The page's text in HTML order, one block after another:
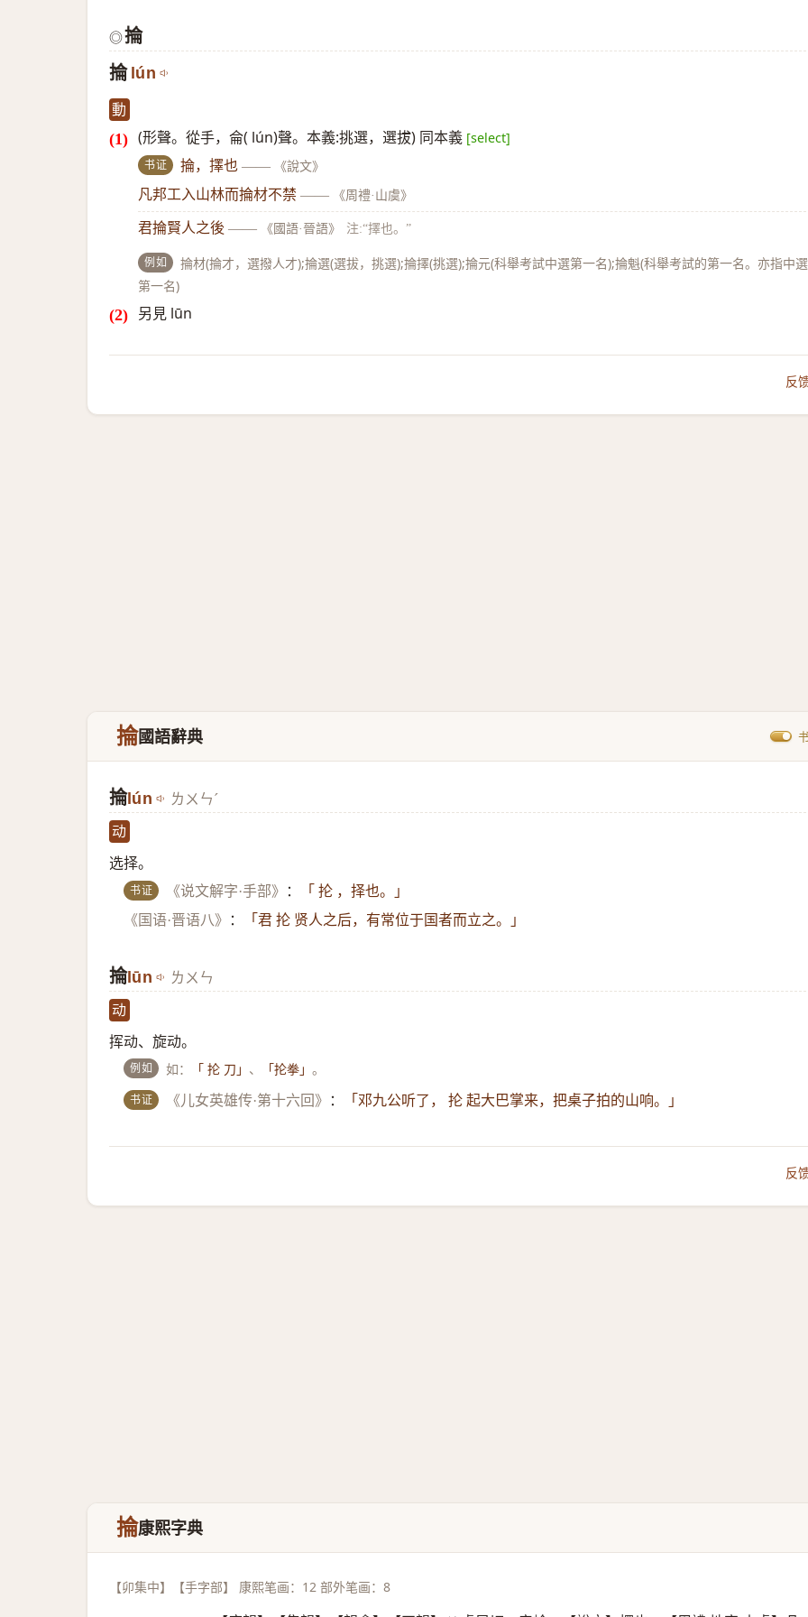
◎掄
掄 lún
動
(形聲。從手，侖( lún)聲。本義:挑選，選拔) 同本義 [select]
书证 掄，擇也 —— 《說文》
凡邦工入山林而掄材不禁 —— 《周禮·山虞》
君掄賢人之後 —— 《國語·晉語》 注:“擇也。”
例如
掄材(掄才，選撥人才);掄選(選拔，挑選);掄擇(挑選);掄元(科舉考試中選第一名);掄魁(科舉考試的第一名。亦指中選
第一名)
另見 lūn
反
掄國語辭典
掄lún ㄌㄨㄣˊ
动
选择。
书证 《说文解字·手部》 ：
「 抡 ，择也。」
《国语·晋语八》
： 「君 抡 贤人之后，有常位于国者而立之。」
掄lūn ㄌㄨㄣ
动
挥动、旋动。
例如 如： 「 抡 刀」 、 「抡拳」。
书证 《儿女英雄传·第十六回》 ： 「邓九公听了， 抡 起大巴掌来，把桌子拍的山响。」
反
掄康熙字典
【卯集中】【手字部】 康熙笔画：12 部外笔画：8